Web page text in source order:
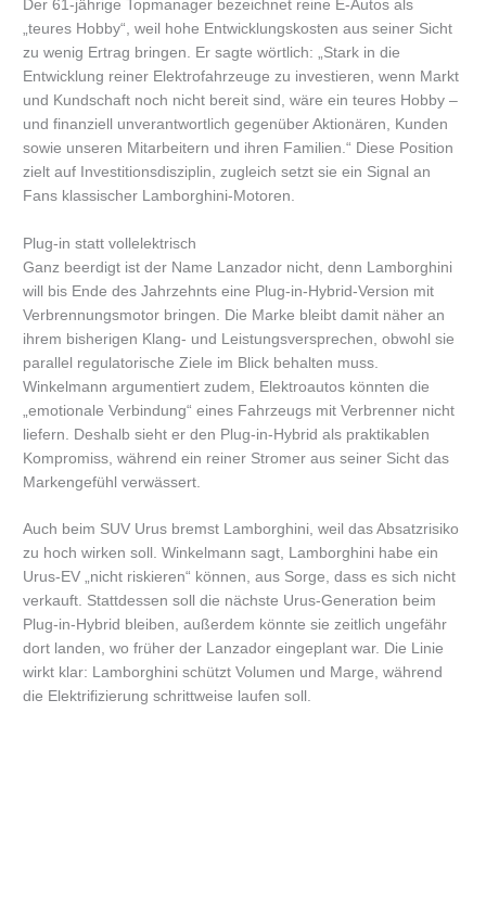
Der 61-jährige Topmanager bezeichnet reine E-Autos als
„teures Hobby“, weil hohe Entwicklungskosten aus seiner Sicht
zu wenig Ertrag bringen. Er sagte wörtlich: „Stark in die
Entwicklung reiner Elektrofahrzeuge zu investieren, wenn Markt
und Kundschaft noch nicht bereit sind, wäre ein teures Hobby –
und finanziell unverantwortlich gegenüber Aktionären, Kunden
sowie unseren Mitarbeitern und ihren Familien.“ Diese Position
zielt auf Investitionsdisziplin, zugleich setzt sie ein Signal an
Fans klassischer Lamborghini-Motoren.
Plug-in statt vollelektrisch
Ganz beerdigt ist der Name Lanzador nicht, denn Lamborghini
will bis Ende des Jahrzehnts eine Plug-in-Hybrid-Version mit
Verbrennungsmotor bringen. Die Marke bleibt damit näher an
ihrem bisherigen Klang- und Leistungsversprechen, obwohl sie
parallel regulatorische Ziele im Blick behalten muss.
Winkelmann argumentiert zudem, Elektroautos könnten die
„emotionale Verbindung“ eines Fahrzeugs mit Verbrenner nicht
liefern. Deshalb sieht er den Plug-in-Hybrid als praktikablen
Kompromiss, während ein reiner Stromer aus seiner Sicht das
Markengefühl verwässert.
Auch beim SUV Urus bremst Lamborghini, weil das Absatzrisiko
zu hoch wirken soll. Winkelmann sagt, Lamborghini habe ein
Urus-EV „nicht riskieren“ können, aus Sorge, dass es sich nicht
verkauft. Stattdessen soll die nächste Urus-Generation beim
Plug-in-Hybrid bleiben, außerdem könnte sie zeitlich ungefähr
dort landen, wo früher der Lanzador eingeplant war. Die Linie
wirkt klar: Lamborghini schützt Volumen und Marge, während
die Elektrifizierung schrittweise laufen soll.